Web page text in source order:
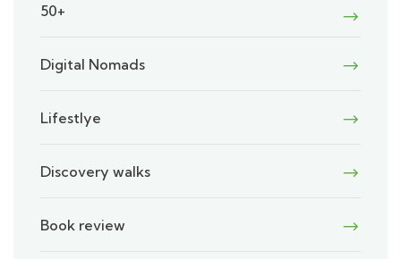
50+
Digital Nomads
Lifestlye
Discovery walks
Book review